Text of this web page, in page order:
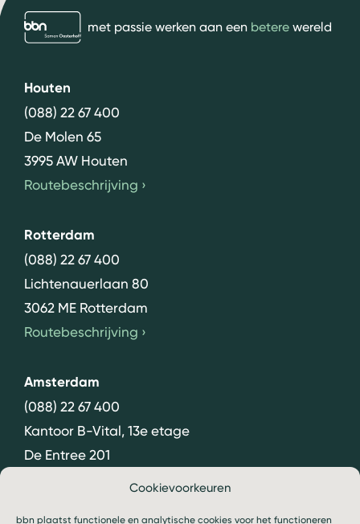
Cookievoorkeuren
bbn plaatst functionele en analytische cookies voor het functioneren
bbn adviseursmet passie werken aan een beterewereld
Houten
(088) 22 67 400
De Molen 65
3995 AW Houten
Routebeschrijving ›
Rotterdam
(088) 22 67 400
Lichtenauerlaan 80
3062 ME Rotterdam
Routebeschrijving ›
Amsterdam
(088) 22 67 400
Kantoor B-Vital, 13e etage
De Entree 201
1101 HG Amsterdam